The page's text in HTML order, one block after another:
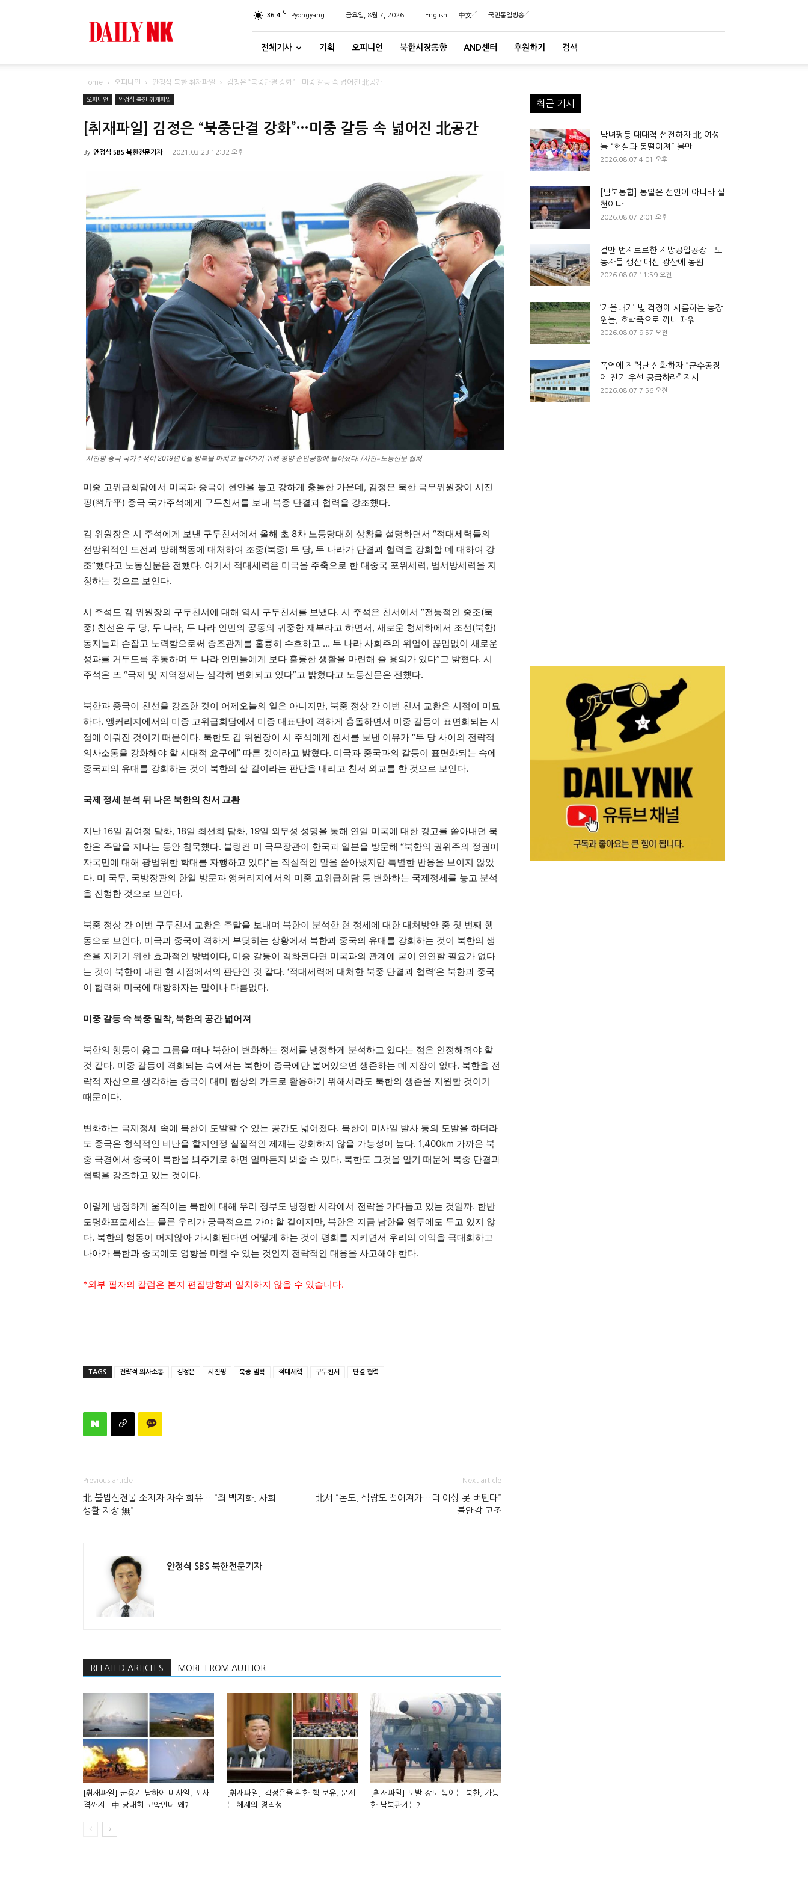
36.4 C Pyongyang 금요일, 8월 7, 2026 English 中文 국민통일방송
전체기사 기획 오피니언 북한시장동향 AND센터 후원하기 검색
Home 오피니언 안정식 북한 취재파일 김정은 “북중단결 강화”…미중 갈등 속 넓어진 北공간
오피니언 안정식 북한 취재파일
[취재파일] 김정은 “북중단결 강화”…미중 갈등 속 넓어진 北공간
By 안정식 SBS 북한전문기자 - 2021.03.23 12:32 오후
시진핑 중국 국가주석이 2019년 6월 방북을 마치고 돌아가기 위해 평양 순안공항에 들어섰다. /사진=노동신문 캡처
미중 고위급회담에서 미국과 중국이 현안을 놓고 강하게 충돌한 가운데, 김정은 북한 국무위원장이 시진
핑(習斤平) 중국 국가주석에게 구두친서를 보내 북중 단결과 협력을 강조했다.
김 위원장은 시 주석에게 보낸 구두친서에서 올해 초 8차 노동당대회 상황을 설명하면서 “적대세력들의
전방위적인 도전과 방해책동에 대처하여 조중(북중) 두 당, 두 나라가 단결과 협력을 강화할 데 대하여 강
조”했다고 노동신문은 전했다. 여기서 적대세력은 미국을 주축으로 한 대중국 포위세력, 범서방세력을 지
칭하는 것으로 보인다.
시 주석도 김 위원장의 구두친서에 대해 역시 구두친서를 보냈다. 시 주석은 친서에서 “전통적인 중조(북
중) 친선은 두 당, 두 나라, 두 나라 인민의 공동의 귀중한 재부라고 하면서, 새로운 형세하에서 조선(북한)
동지들과 손잡고 노력함으로써 중조관계를 훌륭히 수호하고 … 두 나라 사회주의 위업이 끊임없이 새로운
성과를 거두도록 추동하며 두 나라 인민들에게 보다 훌륭한 생활을 마련해 줄 용의가 있다”고 밝혔다. 시
주석은 또 “국제 및 지역정세는 심각히 변화되고 있다”고 밝혔다고 노동신문은 전했다.
북한과 중국이 친선을 강조한 것이 어제오늘의 일은 아니지만, 북중 정상 간 이번 친서 교환은 시점이 미묘
하다. 앵커리지에서의 미중 고위급회담에서 미중 대표단이 격하게 충돌하면서 미중 갈등이 표면화되는 시
점에 이뤄진 것이기 때문이다. 북한도 김 위원장이 시 주석에게 친서를 보낸 이유가 “두 당 사이의 전략적
의사소통을 강화해야 할 시대적 요구에” 따른 것이라고 밝혔다. 미국과 중국과의 갈등이 표면화되는 속에
중국과의 유대를 강화하는 것이 북한의 살 길이라는 판단을 내리고 친서 외교를 한 것으로 보인다.
국제 정세 분석 뒤 나온 북한의 친서 교환
지난 16일 김여정 담화, 18일 최선희 담화, 19일 외무성 성명을 통해 연일 미국에 대한 경고를 쏟아내던 북
한은 주말을 지나는 동안 침묵했다. 블링컨 미 국무장관이 한국과 일본을 방문해 “북한의 권위주의 정권이
자국민에 대해 광범위한 학대를 자행하고 있다”는 직설적인 말을 쏟아냈지만 특별한 반응을 보이지 않았
다. 미 국무, 국방장관의 한일 방문과 앵커리지에서의 미중 고위급회담 등 변화하는 국제정세를 놓고 분석
을 진행한 것으로 보인다.
북중 정상 간 이번 구두친서 교환은 주말을 보내며 북한이 분석한 현 정세에 대한 대처방안 중 첫 번째 행
동으로 보인다. 미국과 중국이 격하게 부딪히는 상황에서 북한과 중국의 유대를 강화하는 것이 북한의 생
존을 지키기 위한 효과적인 방법이다, 미중 갈등이 격화된다면 미국과의 관계에 굳이 연연할 필요가 없다
는 것이 북한이 내린 현 시점에서의 판단인 것 같다. ‘적대세력에 대처한 북중 단결과 협력’은 북한과 중국
이 협력해 미국에 대항하자는 말이나 다름없다.
미중 갈등 속 북중 밀착, 북한의 공간 넓어져
북한의 행동이 옳고 그름을 떠나 북한이 변화하는 정세를 냉정하게 분석하고 있다는 점은 인정해줘야 할
것 같다. 미중 갈등이 격화되는 속에서는 북한이 중국에만 붙어있으면 생존하는 데 지장이 없다. 북한을 전
략적 자산으로 생각하는 중국이 대미 협상의 카드로 활용하기 위해서라도 북한의 생존을 지원할 것이기
때문이다.
변화하는 국제정세 속에 북한이 도발할 수 있는 공간도 넓어졌다. 북한이 미사일 발사 등의 도발을 하더라
도 중국은 형식적인 비난을 할지언정 실질적인 제재는 강화하지 않을 가능성이 높다. 1,400km 가까운 북
중 국경에서 중국이 북한을 봐주기로 하면 얼마든지 봐줄 수 있다. 북한도 그것을 알기 때문에 북중 단결과
협력을 강조하고 있는 것이다.
이렇게 냉정하게 움직이는 북한에 대해 우리 정부도 냉정한 시각에서 전략을 가다듬고 있는 것일까. 한반
도평화프로세스는 물론 우리가 궁극적으로 가야 할 길이지만, 북한은 지금 남한을 염두에도 두고 있지 않
다. 북한의 행동이 머지않아 가시화된다면 어떻게 하는 것이 평화를 지키면서 우리의 이익을 극대화하고
나아가 북한과 중국에도 영향을 미칠 수 있는 것인지 전략적인 대응을 사고해야 한다.
*외부 필자의 칼럼은 본지 편집방향과 일치하지 않을 수 있습니다.
TAGS 전략적 의사소통 김정은 시진핑 북중 밀착 적대세력 구두친서 단결 협력
Previous article
北 불법선전물 소지자 자수 회유… “죄 백지화, 사회
생활 지장 無”
Next article
北서 “돈도, 식량도 떨어져가…더 이상 못 버틴다”
불안감 고조
안정식 SBS 북한전문기자
RELATED ARTICLES MORE FROM AUTHOR
[취재파일] 군용기 남하에 미사일, 포사
격까지…中 당대회 코앞인데 왜?
[취재파일] 김정은을 위한 핵 보유, 문제
는 체제의 경직성
[취재파일] 도발 강도 높이는 북한, 가능
한 남북관계는?
최근 기사
남녀평등 대대적 선전하자 北 여성
들 “현실과 동떨어져” 불만
2026.08.07 4:01 오후
[남북통합] 통일은 선언이 아니라 실
천이다
2026.08.07 2:01 오후
겉만 번지르르한 지방공업공장…노
동자들 생산 대신 광산에 동원
2026.08.07 11:59 오전
‘가을내기’ 빚 걱정에 시름하는 농장
원들, 호박죽으로 끼니 때워
2026.08.07 9:57 오전
폭염에 전력난 심화하자 “군수공장
에 전기 우선 공급하라” 지시
2026.08.07 7:56 오전